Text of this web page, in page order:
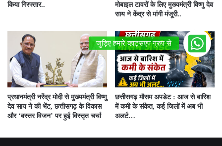
किया गिरफ्तार..
मोबाइल टावरों के लिए मुख्यमंत्री विष्णु देव
साय ने केंद्र से मांगी मंजूरी..
प्रधानमंत्री नरेंद्र मोदी से मुख्यमंत्री विष्णु
देव साय ने की भेंट, छत्तीसगढ़ के विकास
और ‘बस्तर विजन’ पर हुई विस्तृत चर्चा
छत्तीसगढ़ मौसम अपडेट : आज से बारिश
में कमी के संकेत, कई जिलों में अब भी
अलर्ट…